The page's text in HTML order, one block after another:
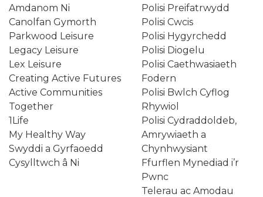
Amdanom Ni
Canolfan Gymorth
Parkwood Leisure
Legacy Leisure
Lex Leisure
Creating Active Futures
Active Communities
Together
1Life
My Healthy Way
Swyddi a Gyrfaoedd
Cysylltwch â Ni
Polisi Preifatrwydd
Polisi Cwcis
Polisi Hygyrchedd
Polisi Diogelu
Polisi Caethwasiaeth
Fodern
Polisi Bwlch Cyflog
Rhywiol
Polisi Cydraddoldeb,
Amrywiaeth a
Chynhwysiant
Ffurflen Mynediad i’r
Pwnc
Telerau ac Amodau